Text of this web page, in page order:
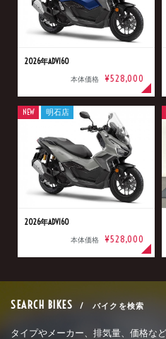
2026年ADV160
本体価格 ¥528,000
2026年ADV160
本体価格 ¥528,000
NEW 明石店
SEARCH BIKES / バイクを検索
タイプやメーカー、排気量、価格な